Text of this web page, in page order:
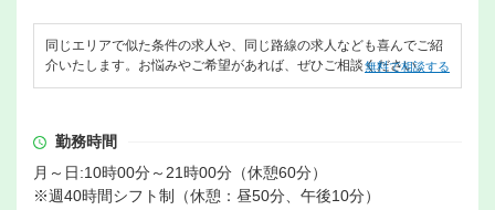
同じエリアで似た条件の求人や、同じ路線の求人なども喜んでご紹
介いたします。お悩みやご希望があれば、ぜひご相談ください。
無料で相談する
勤務時間
月～日:10時00分～21時00分（休憩60分）
※週40時間シフト制（休憩：昼50分、午後10分）